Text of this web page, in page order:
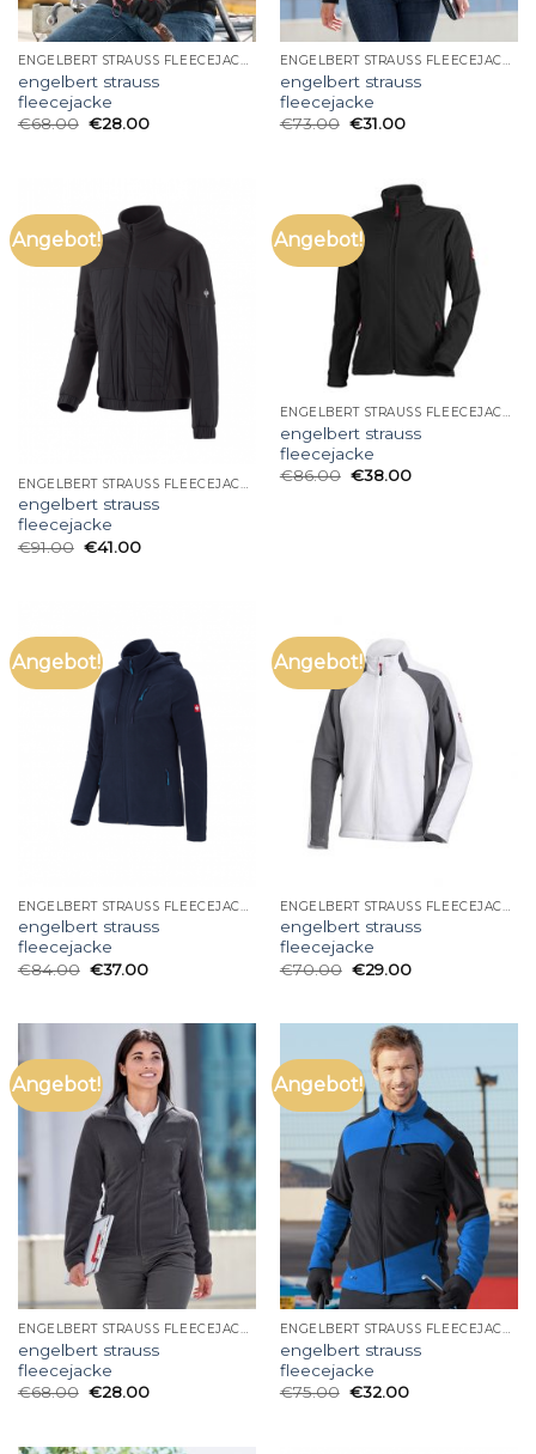
ENGELBERT STRAUSS FLEECEJACKE
engelbert strauss
fleecejacke
€68.00 €28.00
ENGELBERT STRAUSS FLEECEJACKE
engelbert strauss
fleecejacke
€73.00 €31.00
Angebot!
engelbert strauss
fleecejacke
€91.00 €41.00
Angebot!
ENGELBERT STRAUSS FLEECEJACKE
engelbert strauss
fleecejacke
€86.00 €38.00
Angebot!
ENGELBERT STRAUSS FLEECEJACKE
engelbert strauss
fleecejacke
€84.00 €37.00
Angebot!
ENGELBERT STRAUSS FLEECEJACKE
engelbert strauss
fleecejacke
€70.00 €29.00
Angebot!
ENGELBERT STRAUSS FLEECEJACKE
engelbert strauss
fleecejacke
€68.00 €28.00
Angebot!
ENGELBERT STRAUSS FLEECEJACKE
engelbert strauss
fleecejacke
€75.00 €32.00